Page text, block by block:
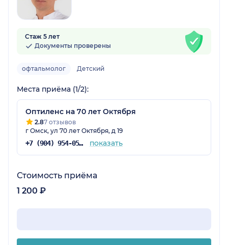
Стаж 5 лет
Документы проверены
офтальмолог Детский
Места приёма (1/2):
Оптиленс на 70 лет Октября
2.87 отзывов
г Омск, ул 70 лет Октября, д 19
+7 (904) 954-05-69 показать
Стоимость приёма
1 200 ₽